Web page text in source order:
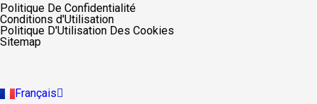
Politique De Confidentialité
Conditions d'Utilisation
Politique D'Utilisation Des Cookies
Sitemap
Français
Español
Deutsch
Русский
Indonesia